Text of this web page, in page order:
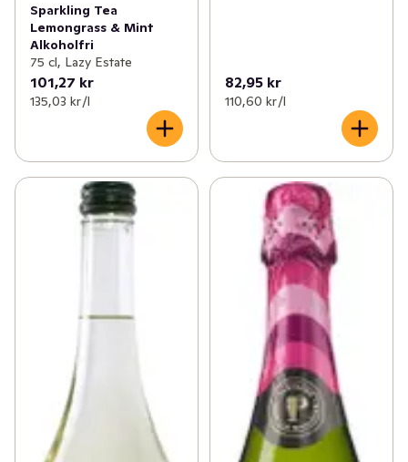
Sparkling Tea
Lemongrass & Mint
Alkoholfri
75 cl, Lazy Estate
101,27 kr
135,03 kr /l
82,95 kr
110,60 kr /l